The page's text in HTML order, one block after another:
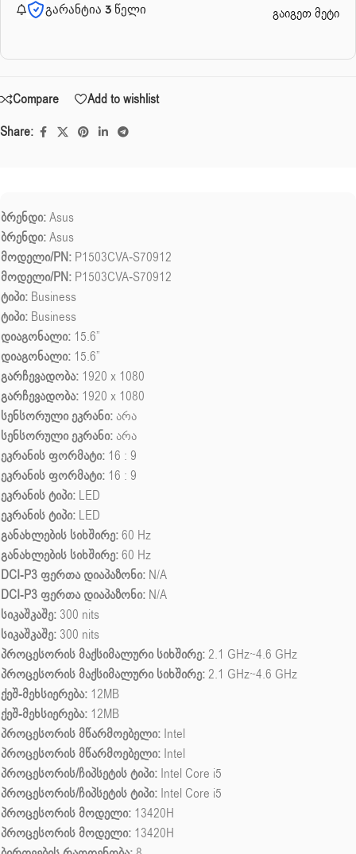
გარანტია 3 წელი გაიგეთ მეტი
Compare
Add to wishlist
Share:
ბრენდი:Asus
ბრენდი:Asus
მოდელი/PN: P1503CVA-S70912
მოდელი/PN: P1503CVA-S70912
ტიპი: Business
ტიპი: Business
დიაგონალი: 15.6”
დიაგონალი: 15.6”
გარჩევადობა: 1920 x 1080
გარჩევადობა: 1920 x 1080
სენსორული ეკრანი:არა
სენსორული ეკრანი:არა
ეკრანის ფორმატი: 16 : 9
ეკრანის ფორმატი: 16 : 9
ეკრანის ტიპი: LED
ეკრანის ტიპი: LED
განახლების სიხშირე:60 Hz
განახლების სიხშირე:60 Hz
DCI-P3 ფერთა დიაპაზონი: N/A
DCI-P3 ფერთა დიაპაზონი: N/A
სიკაშკაშე: 300 nits
სიკაშკაშე: 300 nits
პროცესორის მაქსიმალური სიხშირე:2.1 GHz~4.6 GHz
პროცესორის მაქსიმალური სიხშირე:2.1 GHz~4.6 GHz
ქეშ-მეხსიერება: 12MB
ქეშ-მეხსიერება: 12MB
პროცესორის მწარმოებელი: Intel
პროცესორის მწარმოებელი: Intel
პროცესორის/ჩიპსეტის ტიპი: Intel Core i5
პროცესორის/ჩიპსეტის ტიპი: Intel Core i5
პროცესორის მოდელი: 13420H
პროცესორის მოდელი: 13420H